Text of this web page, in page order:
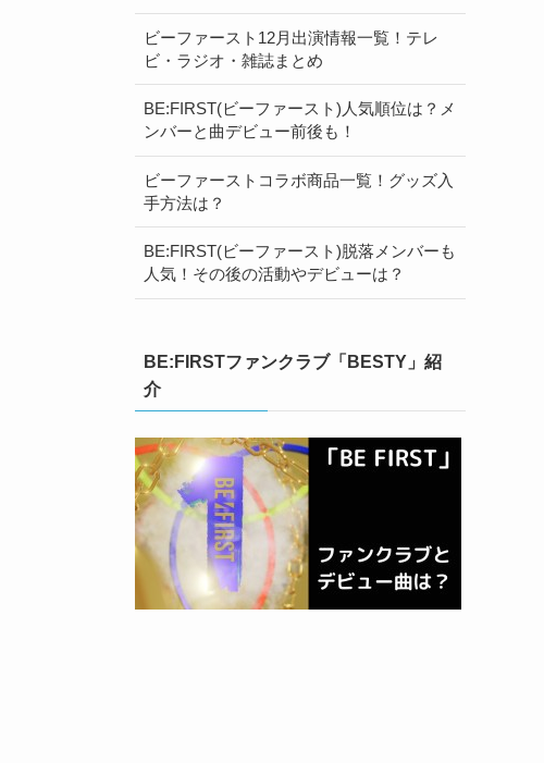
ビーファースト12月出演情報一覧！テレ
ビ・ラジオ・雑誌まとめ
BE:FIRST(ビーファースト)人気順位は？メ
ンバーと曲デビュー前後も！
ビーファーストコラボ商品一覧！グッズ入
手方法は？
BE:FIRST(ビーファースト)脱落メンバーも
人気！その後の活動やデビューは？
BE:FIRSTファンクラブ「BESTY」紹
介